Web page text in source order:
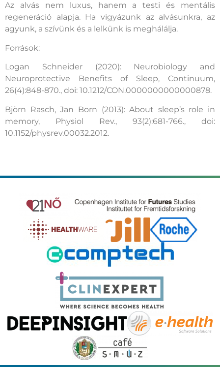
Az alvás nem luxus, hanem a testi és mentális
regeneráció alapja. Ha vigyázunk az alvásunkra, az
agyunk, a szívünk és a lelkünk is meghálálja.
Források:
Logan Schneider (2020): Neurobiology and
Neuroprotective Benefits of Sleep, Continuum,
26(4):848-870., doi: 10.1212/CON.0000000000000878.
Björn Rasch, Jan Born (2013): About sleep’s role in
memory, Physiol Rev., 93(2):681-766., doi:
10.1152/physrev.00032.2012.